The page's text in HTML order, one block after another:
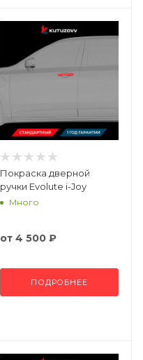
Покраска дверной
ручки Evolute i-Joy
Много
от 4 500 ₽
ПОДРОБНЕЕ